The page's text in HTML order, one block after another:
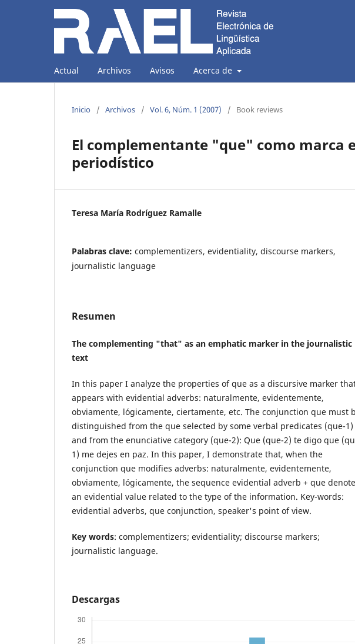
Actual Archivos Avisos Acerca de
Inicio / Archivos / Vol. 6, Núm. 1 (2007) / Book reviews
El complementante "que" como marca
periodístico
Teresa María Rodríguez Ramalle
Palabras clave: complementizers, evidentiality, discourse markers,
journalistic language
Resumen
The complementing "that" as an emphatic marker in the journalistic
text
In this paper I analyze the properties of que as a discursive marker
appears with evidential adverbs: naturalmente, evidentemente,
obviamente, lógicamente, ciertamente, etc. The conjunction que must
distinguished from the que selected by some verbal predicates (que-1)
and from the enunciative category (que-2): Que (que-2) te digo que
1) me dejes en paz. In this paper, I demonstrate that, when the
conjunction que modifies adverbs: naturalmente, evidentemente,
obviamente, lógicamente, the sequence evidential adverb + que
an evidential value related to the type of the information. Key-words:
evidential adverbs, que conjunction, speaker's point of view.
Key words: complementizers; evidentiality; discourse markers;
journalistic language.
Descargas